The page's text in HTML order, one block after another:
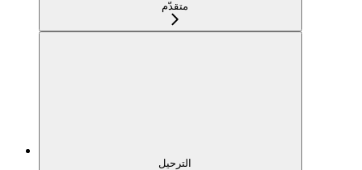
متقدّم
الترحيل